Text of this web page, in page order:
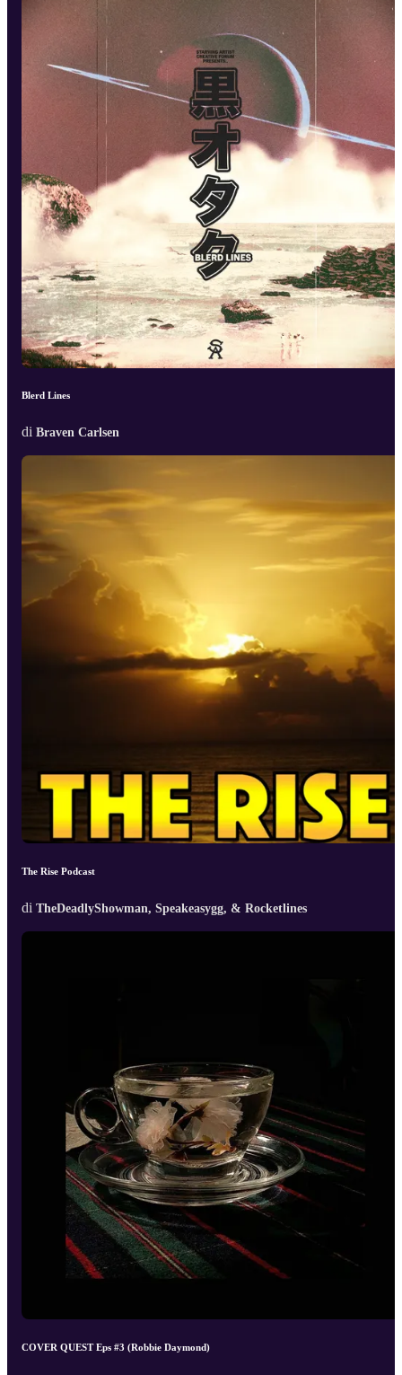
Blerd Lines
di Braven Carlsen
The Rise Podcast
di TheDeadlyShowman, Speakeasygg, & Rocketlines
COVER QUEST Eps #3 (Robbie Daymond)